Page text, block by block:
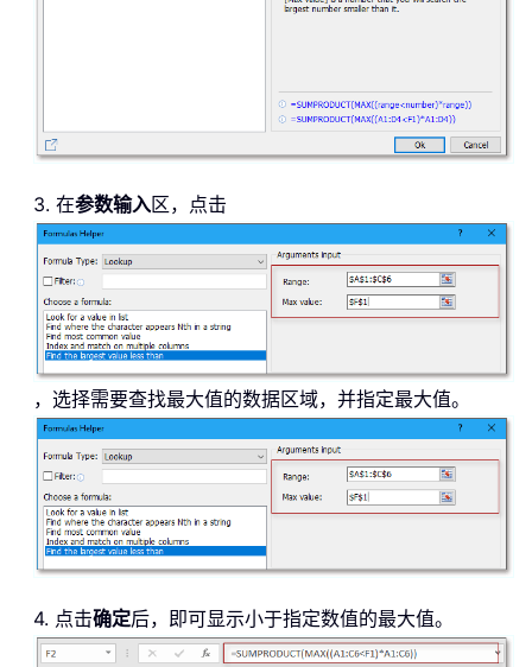
3. 在参数输入区，点击
，选择需要查找最大值的数据区域，并指定最大值。
4. 点击确定后，即可显示小于指定数值的最大值。